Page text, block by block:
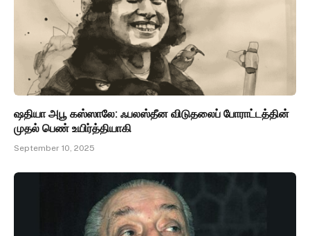
ஷதியா அபூ கஸ்ஸாலே: ஃபலஸ்தீன விடுதலைப் போராட்டத்தின்
முதல் பெண் உயிர்த்தியாகி
September 10, 2025